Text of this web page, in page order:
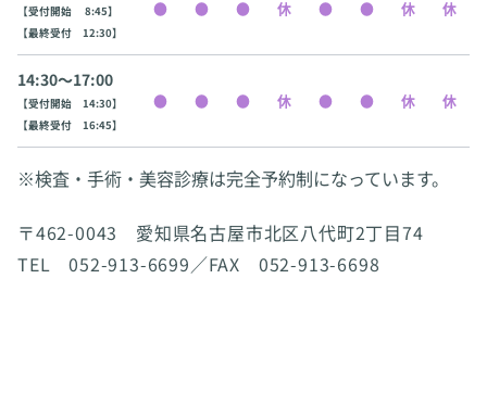
【受付開始 8:45】
【最終受付 12:30】
14:30〜17:00
【受付開始 14:30】
【最終受付 16:45】
※検査・手術・美容診療は完全予約制になっています。
〒462-0043 愛知県名古屋市北区八代町2丁目74
TEL 052-913-6699／FAX 052-913-6698